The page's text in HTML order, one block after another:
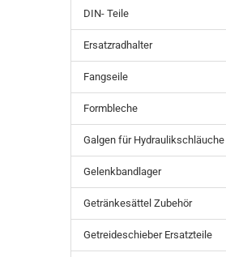
DIN- Teile
Ersatzradhalter
Fangseile
Formbleche
Galgen für Hydraulikschläuche
Gelenkbandlager
Getränkesättel Zubehör
Getreideschieber Ersatzteile